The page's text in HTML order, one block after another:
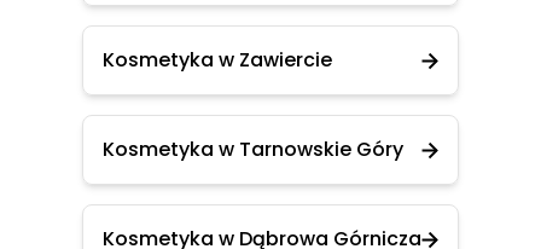
Kosmetyka w Zawiercie
Kosmetyka w Tarnowskie Góry
Kosmetyka w Dąbrowa Górnicza